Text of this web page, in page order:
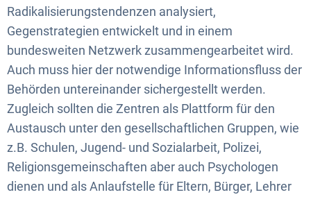
Radikalisierungstendenzen analysiert,
Gegenstrategien entwickelt und in einem
bundesweiten Netzwerk zusammengearbeitet wird.
Auch muss hier der notwendige Informationsfluss der
Behörden untereinander sichergestellt werden.
Zugleich sollten die Zentren als Plattform für den
Austausch unter den gesellschaftlichen Gruppen, wie
z.B. Schulen, Jugend- und Sozialarbeit, Polizei,
Religionsgemeinschaften aber auch Psychologen
dienen und als Anlaufstelle für Eltern, Bürger, Lehrer